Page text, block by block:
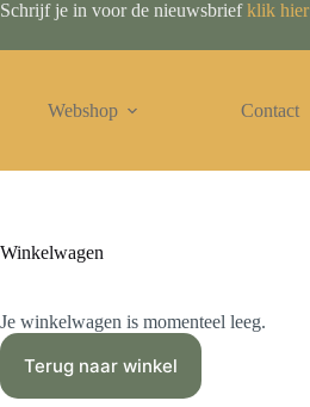
Schrijf je in voor de nieuwsbriefklik hier
Webshop Contact
Winkelwagen
Je winkelwagen is momenteel leeg.
Terug naar winkel